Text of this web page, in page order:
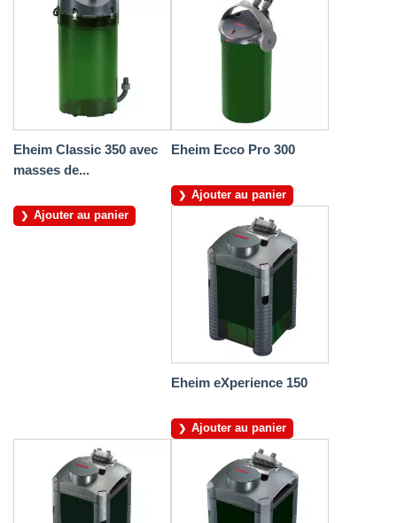
Eheim Classic 350 avec
masses de...
Ajouter au panier
Eheim Ecco Pro 300
Ajouter au panier
Eheim eXperience 150
Ajouter au panier